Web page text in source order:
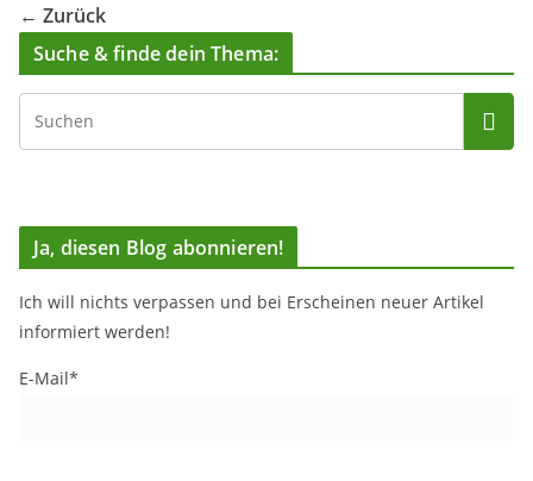
← Zurück
Suche & finde dein Thema:
Ja, diesen Blog abonnieren!
Ich will nichts verpassen und bei Erscheinen neuer Artikel
informiert werden!
E-Mail*